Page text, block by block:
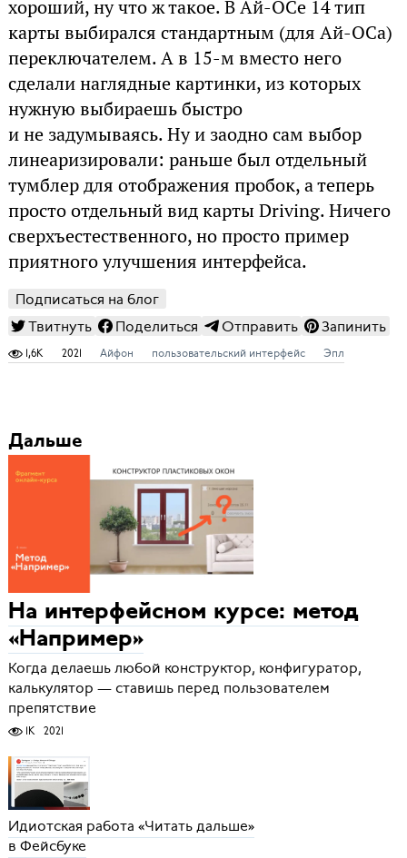
хороший, ну что ж такое. В Ай-ОСе 14 тип
карты выбирался стандартным (для Ай-ОСа)
переключателем. А в 15-м вместо него
сделали наглядные картинки, из которых
нужную выбираешь быстро
и не задумываясь. Ну и заодно сам выбор
линеаризировали: раньше был отдельный
тумблер для отображения пробок, а теперь
просто отдельный вид карты Driving. Ничего
сверхъестественного, но просто пример
приятного улучшения интерфейса.
Подписаться на блог
Твитнуть
Поделиться Отправить Запинить
1,6K 2021 Айфон пользовательский интерфейс Эпл
Дальше
На интерфейсном курсе: метод
«Например»
Когда делаешь любой конструктор, конфигуратор,
калькулятор — ставишь перед пользователем
препятствие
1K 2021
Идиотская работа «Читать дальше»
в Фейсбуке